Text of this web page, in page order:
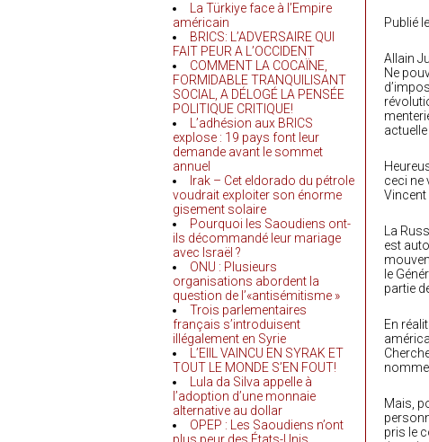
La Türkiye face à l’Empire
américain
BRICS: L’ADVERSAIRE QUI
FAIT PEUR A L’OCCIDENT
COMMENT LA COCAÏNE,
FORMIDABLE TRANQUILISANT
SOCIAL, A DÉLOGÉ LA PENSÉE
POLITIQUE CRITIQUE!
L’adhésion aux BRICS
explose : 19 pays font leur
demande avant le sommet
annuel
Irak – Cet eldorado du pétrole
voudrait exploiter son énorme
gisement solaire
Pourquoi les Saoudiens ont-
ils décommandé leur mariage
avec Israël ?
ONU : Plusieurs
organisations abordent la
question de l’«antisémitisme »
Trois parlementaires
français s’introduisent
illégalement en Syrie
L’EIIL VAINCU EN SYRAK ET
TOUT LE MONDE S’EN FOUT!
Lula da Silva appelle à
l’adoption d’une monnaie
alternative au dollar
OPEP : Les Saoudiens n’ont
Publié
Allain
Ne
ceci ne
Vincent
La
est
le
partie
En
Mais,
pris le